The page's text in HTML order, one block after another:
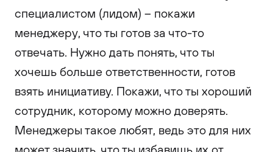
специалистом (лидом) – покажи
менеджеру, что ты готов за что-то
отвечать. Нужно дать понять, что ты
хочешь больше ответственности, готов
взять инициативу. Покажи, что ты хороший
сотрудник, которому можно доверять.
Менеджеры такое любят, ведь это для них